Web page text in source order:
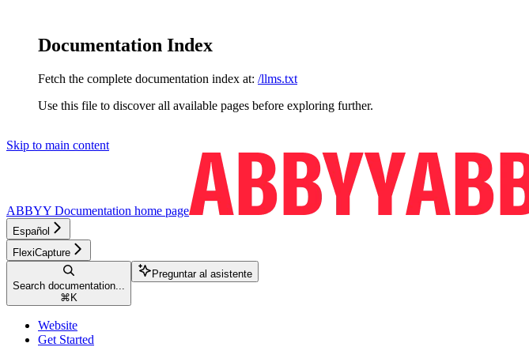
Documentation Index
Fetch the complete documentation index at: /llms.txt
Use this file to discover all available pages before exploring further.
Skip to main content
ABBYY Documentation home page
Español
FlexiCapture
Search documentation...
⌘ K
Preguntar al asistente
Website
Get Started